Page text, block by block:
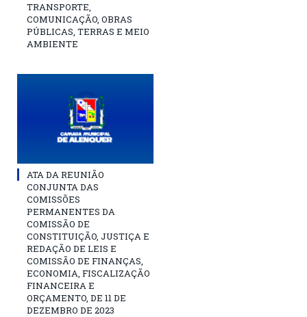
TRANSPORTE,
COMUNICAÇÃO, OBRAS
PÚBLICAS, TERRAS E MEIO
AMBIENTE
ATA DA REUNIÃO
CONJUNTA DAS
COMISSÕES
PERMANENTES DA
COMISSÃO DE
CONSTITUIÇÃO, JUSTIÇA E
REDAÇÃO DE LEIS E
COMISSÃO DE FINANÇAS,
ECONOMIA, FISCALIZAÇÃO
FINANCEIRA E
ORÇAMENTO, DE 11 DE
DEZEMBRO DE 2023